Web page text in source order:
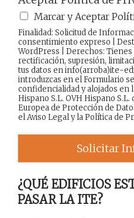
Marcar y Aceptar
Finalidad: Solicitud de
consentimiento expreso |
WordPress | Derechos: Tienes
rectificación, supresión,
tus datos en info(arroba)ite-
introduzcas en el Formulario
confidencialidad y alojados en
Hispano S.L. OVH Hispano
Europea de Protección de
elAviso Legaly laPolítica de
Solicitar
¿QUÉ EDIFICIOS
PASAR LA ITE?